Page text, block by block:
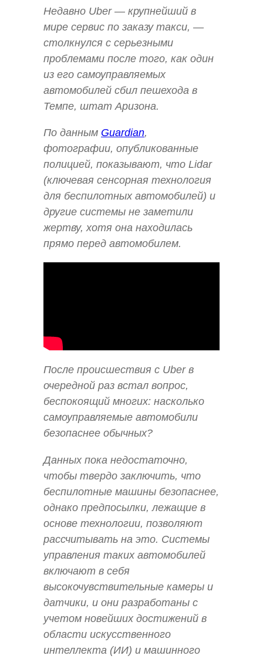
Недавно Uber — крупнейший в
мире сервис по заказу такси, —
столкнулся с серьезными
проблемами после того, как один
из его самоуправляемых
автомобилей сбил пешехода в
Темпе, штат Аризона.
По данным Guardian,
фотографии, опубликованные
полицией, показывают, что Lidar
(ключевая сенсорная технология
для беспилотных автомобилей) и
другие системы не заметили
жертву, хотя она находилась
прямо перед автомобилем.
После происшествия с Uber в
очередной раз встал вопрос,
беспокоящий многих: насколько
самоуправляемые автомобили
безопаснее обычных?
Данных пока недостаточно,
чтобы твердо заключить, что
беспилотные машины безопаснее,
однако предпосылки, лежащие в
основе технологии, позволяют
рассчитывать на это. Системы
управления таких автомобилей
включают в себя
высокочувствительные камеры и
датчики, и они разработаны с
учетом новейших достижений в
области искусственного
интеллекта (ИИ) и машинного